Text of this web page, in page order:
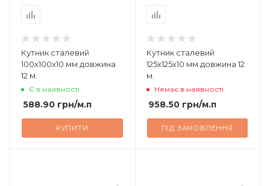
Кутник сталевий
100х100х10 мм довжина
12 м.
Є в наявності
588.90 грн/м.п
КУПИТИ
Кутник сталевий
125х125х10 мм довжина 12
м.
Немає в наявності
958.50грн/м.п
ПІД ЗАМОВЛЕННЯ